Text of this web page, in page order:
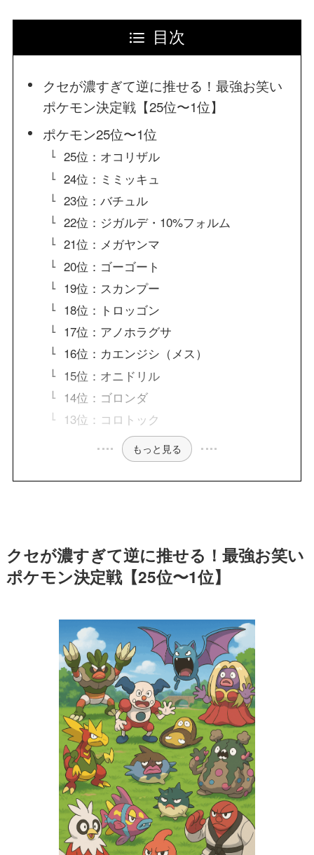
目次
クセが濃すぎて逆に推せる！最強お笑い
ポケモン決定戦【25位〜1位】
ポケモン25位〜1位
25位：オコリザル
24位：ミミッキュ
23位：バチュル
22位：ジガルデ・10%フォルム
21位：メガヤンマ
20位：ゴーゴート
19位：スカンプー
18位：トロッゴン
17位：アノホラグサ
16位：カエンジシ（メス）
15位：オニドリル
14位：ゴロンダ
13位：コロトック
もっと見る
クセが濃すぎて逆に推せる！最強お笑い
ポケモン決定戦【25位〜1位】